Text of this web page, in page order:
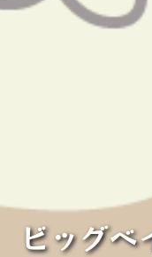
ビッグベ